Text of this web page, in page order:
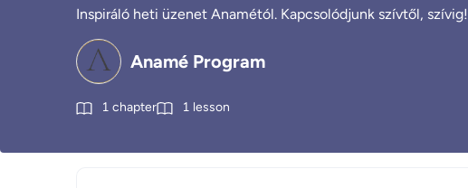
Inspiráló heti üzenet Anamétól. Kapcsolódjunk szívtől, szívig!
Anamé Program
1 chapter 1 lesson